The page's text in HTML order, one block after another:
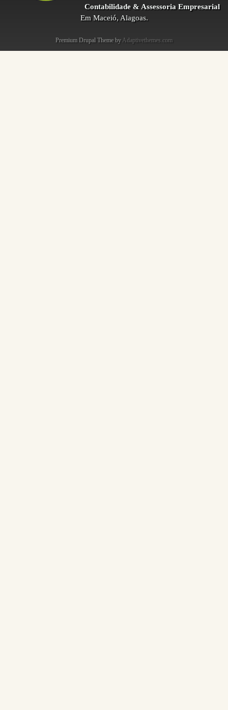
Contabilidade & Assessoria Empresarial
Em Maceió, Alagoas.
Premium Drupal Theme by Adaptivethemes.com